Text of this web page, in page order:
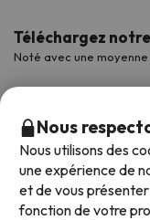
Téléchargez
Noté avec une
Nous
Nous utilisons des
une expérience de
et de vous
fonction de votre